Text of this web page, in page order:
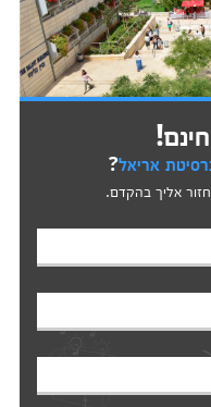
אריאל?
אליך בהקדם.